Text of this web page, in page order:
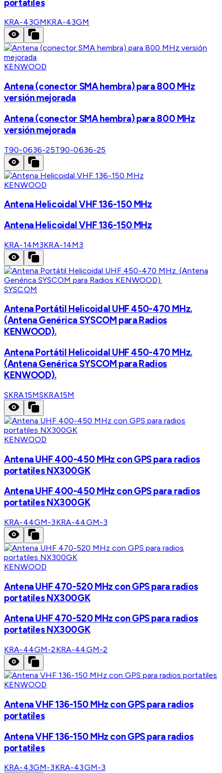
portatiles
KRA-43GMKRA-43GM
KENWOOD
Antena (conector SMA hembra) para 800 MHz
versión mejorada
Antena (conector SMA hembra) para 800 MHz
versión mejorada
T90-0636-25T90-0636-25
KENWOOD
Antena Helicoidal VHF 136-150 MHz
Antena Helicoidal VHF 136-150 MHz
KRA-14M3KRA-14M3
SYSCOM
Antena Portátil Helicoidal UHF 450-470 MHz.
(Antena Genérica SYSCOM para Radios
KENWOOD).
Antena Portátil Helicoidal UHF 450-470 MHz.
(Antena Genérica SYSCOM para Radios
KENWOOD).
SKRA15MSKRA15M
KENWOOD
Antena UHF 400-450 MHz con GPS para radios
portatiles NX300GK
Antena UHF 400-450 MHz con GPS para radios
portatiles NX300GK
KRA-44GM-3KRA-44GM-3
KENWOOD
Antena UHF 470-520 MHz con GPS para radios
portatiles NX300GK
Antena UHF 470-520 MHz con GPS para radios
portatiles NX300GK
KRA-44GM-2KRA-44GM-2
KENWOOD
Antena VHF 136-150 MHz con GPS para radios
portatiles
Antena VHF 136-150 MHz con GPS para radios
portatiles
KRA-43GM-3KRA-43GM-3